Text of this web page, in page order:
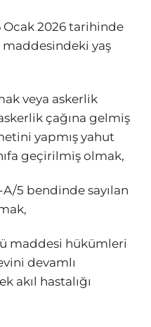
Ocak 2026 tarihinde
maddesindeki yaş
veya askerlik
çağına gelmiş
yapmış yahut
geçirilmiş olmak,
A/5 bendinde sayılan
maddesi hükümleri
devamlı
akıl hastalığı